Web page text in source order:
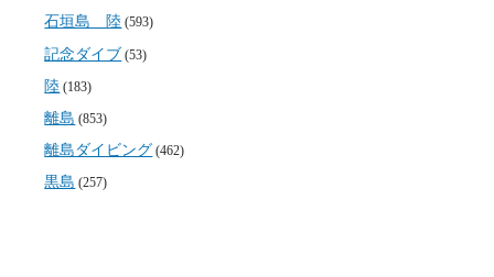
石垣島 陸 (593)
記念ダイブ (53)
陸 (183)
離島 (853)
離島ダイビング (462)
黒島 (257)